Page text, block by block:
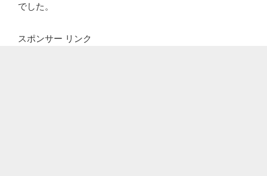
でした。
スポンサー リンク